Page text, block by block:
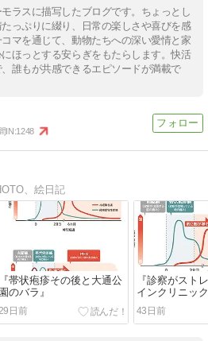
ラスに描写したブログです。ちょっとし
っぷりに綴り、日常の楽しさや喜びを感
マを通じて、動物たちへの深い愛情と家
ほっとする安らぎをもたらします。快活
誰もが共感できるエピソードが満載で
IN:1248
、絵日記
『帯状疱疹その後と大通公
園のバラ』
日前
『診察がスト
インクリニッ
の話』
43日前